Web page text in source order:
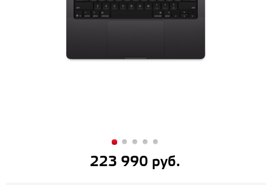
223 990 руб.